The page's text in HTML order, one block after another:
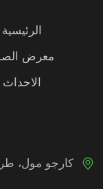
الرئيسية
معرض
الاحداث
كارجو مول،